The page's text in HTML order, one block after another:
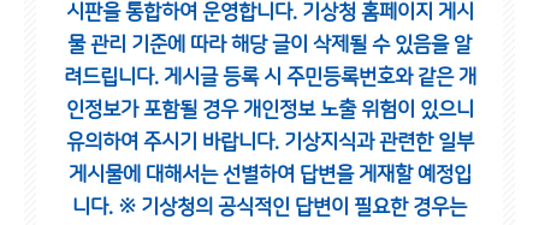
시판을 통합하여 운영합니다. 기상청 홈페이지 게시
물 관리 기준에 따라 해당 글이 삭제될 수 있음을 알
려드립니다. 게시글 등록 시 주민등록번호와 같은 개
인정보가 포함될 경우 개인정보 노출 위험이 있으니
유의하여 주시기 바랍니다. 기상지식과 관련한 일부
게시물에 대해서는 선별하여 답변을 게재할 예정입
니다. ※ 기상청의 공식적인 답변이 필요한 경우는